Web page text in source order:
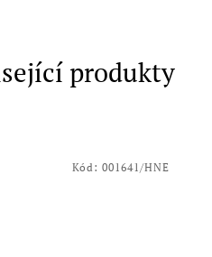
produkty
Kód: 001641/HNE